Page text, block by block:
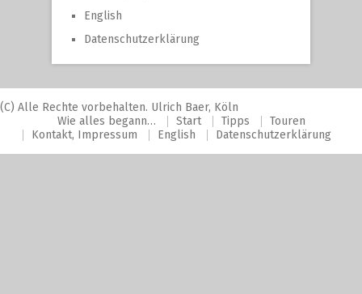
English
Datenschutzerklärung
(C) Alle Rechte vorbehalten. Ulrich Baer, Köln
Wie alles begann…
Start Tipps
Touren
Kontakt, Impressum
English Datenschutzerklärung